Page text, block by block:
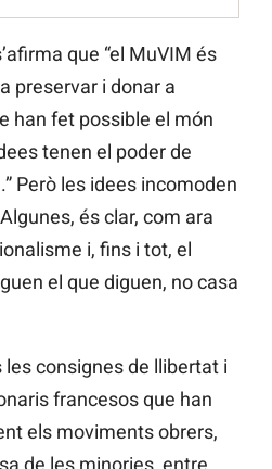
que “el MuVIM és
preservar i donar a
han fet possible el món
tenen el poder de
Però les idees incomoden
és clar, com ara
i, fins i tot, el
el que diguen, no casa
consignes de llibertat i
francesos que han
els moviments obrers,
de les minories, entre